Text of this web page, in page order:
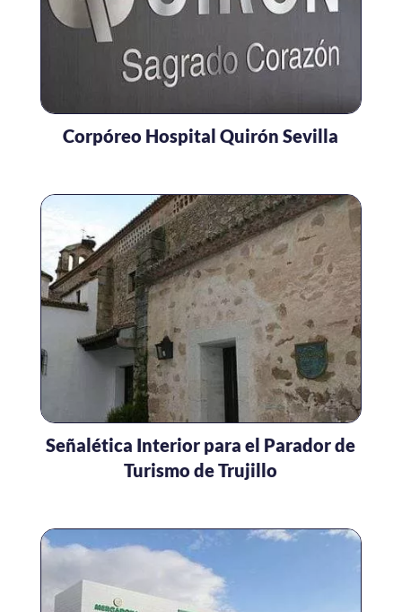
Corpóreo Hospital Quirón Sevilla
Señalética Interior para el Parador de
Turismo de Trujillo